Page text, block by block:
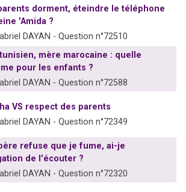
Nouvelle émission radio : Visions de grandeur n°104 : Le Chabbath et le Birkat Hamazone à travers le temps
Ariel vient de donner son Maasser
Il reste 49 places pour étudier en groupe sur Zoom
Eva vient de donner son Maasser
dorment, éteindre le téléphone
'Amida ?
DAYAN - Question n°72510
mère marocaine : quelle
pour les enfants ?
DAYAN - Question n°72588
VS respect des parents
DAYAN - Question n°72349
refuse que je fume, ai-je
de l'écouter ?
DAYAN - Question n°72320